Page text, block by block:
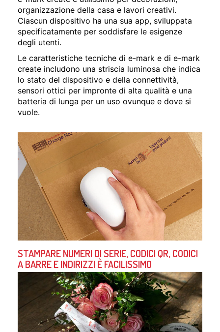
organizzazione della casa e lavori creativi.
Ciascun dispositivo ha una sua app, sviluppata
specificatamente per soddisfare le esigenze
degli utenti.
Le caratteristiche tecniche di e-mark e di e-mark
create includono una striscia luminosa che indica
lo stato del dispositivo e della connettività,
sensori ottici per impronte di alta qualità e una
batteria di lunga per un uso ovunque e dove si
vuole.
STAMPARE NUMERI DI SERIE, CODICI QR, CODICI
A BARRE E INDIRIZZI È FACILISSIMO